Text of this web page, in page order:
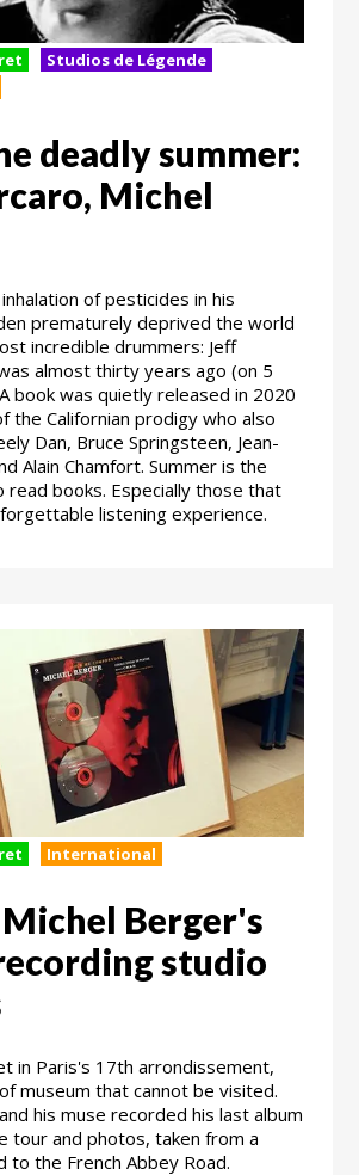
Studios de Légende
deadly summer:
Michel
of pesticides in his
prematurely deprived the world
incredible drummers: Jeff
almost thirty years ago (on 5
book was quietly released in 2020
the Californian prodigy who also
Dan, Bruce Springsteen, Jean-
Alain Chamfort. Summer is the
books. Especially those that
listening experience.
International
Michel Berger's
studio
in Paris's 17th arrondissement,
museum that cannot be visited.
his muse recorded his last album
tour and photos, taken from a
to the French Abbey Road.